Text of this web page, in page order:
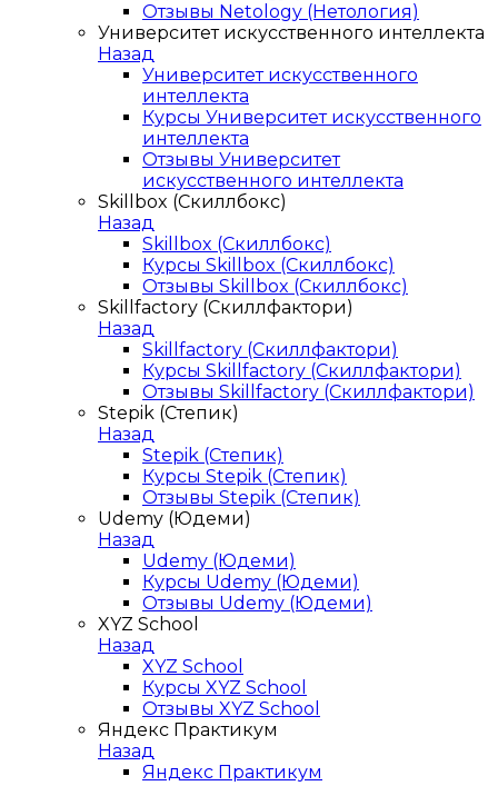
Отзывы Netology (Нетология)
Университет искусственного интеллекта
Назад
Университет искусственного
интеллекта
Курсы Университет искусственного
интеллекта
Отзывы Университет
искусственного интеллекта
Skillbox (Скиллбокс)
Назад
Skillbox (Скиллбокс)
Курсы Skillbox (Скиллбокс)
Отзывы Skillbox (Скиллбокс)
Skillfactory (Скиллфактори)
Назад
Skillfactory (Скиллфактори)
Курсы Skillfactory (Скиллфактори)
Отзывы Skillfactory (Скиллфактори)
Stepik (Степик)
Назад
Stepik (Степик)
Курсы Stepik (Степик)
Отзывы Stepik (Степик)
Udemy (Юдеми)
Назад
Udemy (Юдеми)
Курсы Udemy (Юдеми)
Отзывы Udemy (Юдеми)
XYZ School
Назад
XYZ School
Курсы XYZ School
Отзывы XYZ School
Яндекс Практикум
Назад
Яндекс Практикум